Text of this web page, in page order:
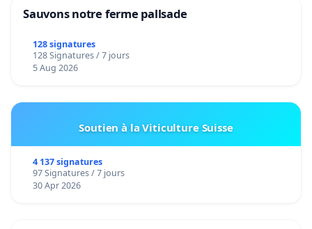
Sauvons notre ferme pallsade
128 signatures
128 Signatures / 7 jours
5 Aug 2026
Soutien à la Viticulture Suisse
4 137 signatures
97 Signatures / 7 jours
30 Apr 2026